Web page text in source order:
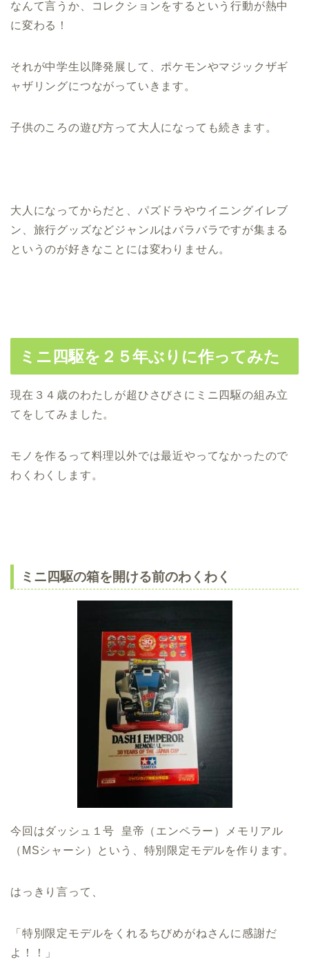
なんて言うか、コレクションをするという行動が熱中
に変わる！
それが中学生以降発展して、ポケモンやマジックザギ
ャザリングにつながっていきます。
子供のころの遊び方って大人になっても続きます。
大人になってからだと、パズドラやウイニングイレブ
ン、旅行グッズなどジャンルはバラバラですが集まる
というのが好きなことには変わりません。
ミニ四駆を２５年ぶりに作ってみた
現在３４歳のわたしが超ひさびさにミニ四駆の組み立
てをしてみました。
モノを作るって料理以外では最近やってなかったので
わくわくします。
ミニ四駆の箱を開ける前のわくわく
今回はダッシュ１号 皇帝（エンペラー）メモリアル
（MSシャーシ）という、特別限定モデルを作ります。
はっきり言って、
「特別限定モデルをくれるちびめがねさんに感謝だ
よ！！」